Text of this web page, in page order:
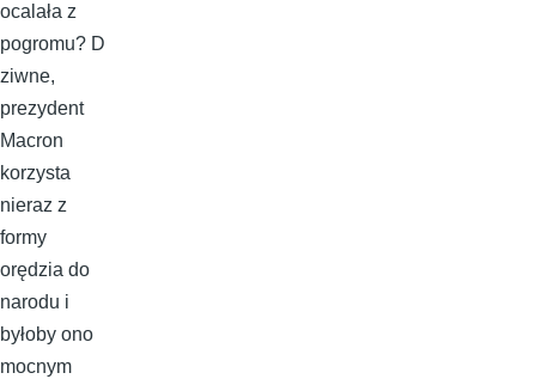
ocalała z
pogromu? D
ziwne,
prezydent
Macron
korzysta
nieraz z
formy
orędzia do
narodu i
byłoby ono
mocnym